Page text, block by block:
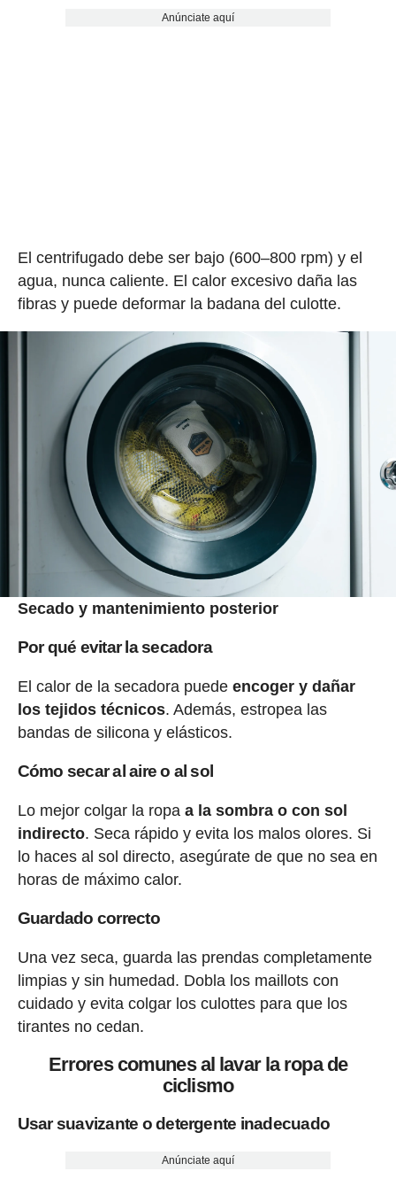
Anúnciate aquí
El centrifugado debe ser bajo (600–800 rpm) y el
agua, nunca caliente. El calor excesivo daña las
fibras y puede deformar la badana del culotte.
Secado y mantenimiento posterior
Por qué evitar la secadora
El calor de la secadora puede encoger y dañar
los tejidos técnicos. Además, estropea las
bandas de silicona y elásticos.
Cómo secar al aire o al sol
Lo mejor colgar la ropa a la sombra o con sol
indirecto. Seca rápido y evita los malos olores. Si
lo haces al sol directo, asegúrate de que no sea en
horas de máximo calor.
Guardado correcto
Una vez seca, guarda las prendas completamente
limpias y sin humedad. Dobla los maillots con
cuidado y evita colgar los culottes para que los
tirantes no cedan.
Errores comunes al lavar la ropa de
ciclismo
Usar suavizante o detergente inadecuado
Anúnciate aquí